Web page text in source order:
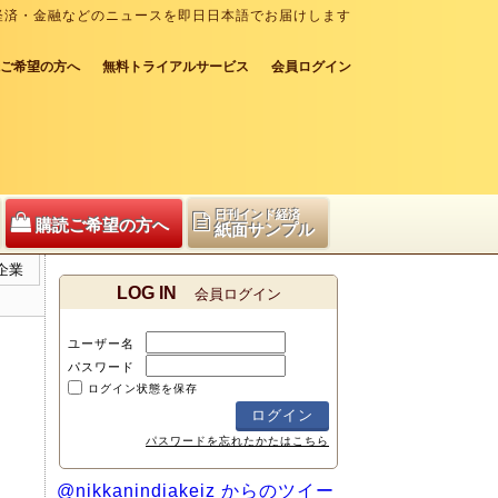
・金融などのニュースを即日日本語でお届けします
希望の方へ 無料トライアルサービス 会員ログイン
購読ご希望の方へ
日刊インド経済
紙面サンプル
業
LOG IN 会員ログイン
ユーザー名
パスワード
ログイン状態を保存
パスワードを忘れたかたはこちら
@nikkanindiakeiz からのツイー